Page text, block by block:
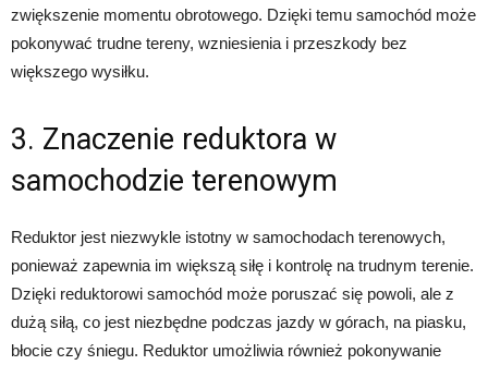
zwiększenie momentu obrotowego. Dzięki temu samochód może
pokonywać trudne tereny, wzniesienia i przeszkody bez
większego wysiłku.
3. Znaczenie reduktora w
samochodzie terenowym
Reduktor jest niezwykle istotny w samochodach terenowych,
ponieważ zapewnia im większą siłę i kontrolę na trudnym terenie.
Dzięki reduktorowi samochód może poruszać się powoli, ale z
dużą siłą, co jest niezbędne podczas jazdy w górach, na piasku,
błocie czy śniegu. Reduktor umożliwia również pokonywanie